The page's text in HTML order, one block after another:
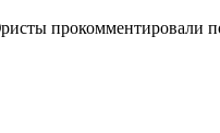
прокомментировали